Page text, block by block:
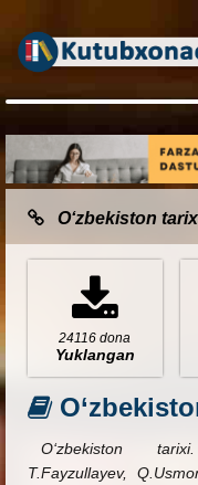
O‘zbekiston
24116 dona
Yuklangan
O‘zbekiston
T.Fayzullayev,